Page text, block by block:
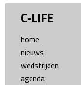
C-LIFE
home
nieuws
wedstrijden
agenda